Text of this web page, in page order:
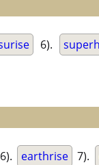
6).
6). earthrise 7).